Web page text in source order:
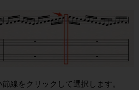
線をクリックして選択します。